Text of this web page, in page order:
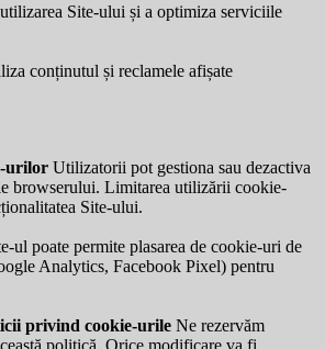
Site-ului și a optimiza serviciile
conținutul și reclamele afișate
urilor Utilizatorii pot gestiona sau dezactiva
browserului. Limitarea utilizării cookie-
Site-ului.
ul poate permite plasarea de cookie-uri de
Analytics, Facebook Pixel) pentru
privind cookie-urile Ne rezervăm
politică. Orice modificare va fi